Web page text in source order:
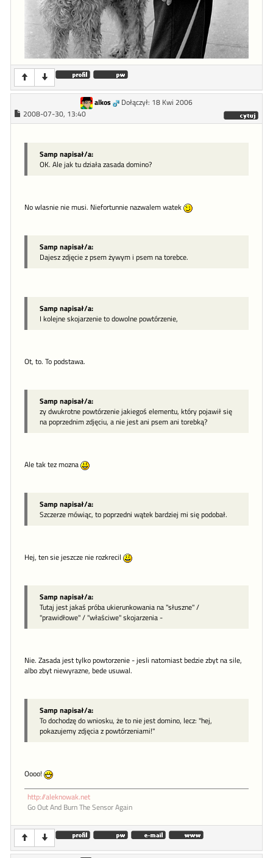
alkos
Dołączył: 18 Kwi 2006
2008-07-30, 13:40
Samp napisał/a:
OK. Ale jak tu działa zasada domino?
No wlasnie nie musi. Niefortunnie nazwalem watek
Samp napisał/a:
Dajesz zdjęcie z psem żywym i psem na torebce.
Samp napisał/a:
I kolejne skojarzenie to dowolne powtórzenie,
Ot, to. To podstawa.
Samp napisał/a:
zy dwukrotne powtórzenie jakiegoś elementu, który pojawił się
na poprzednim zdjęciu, a nie jest ani psem ani torebką?
Ale tak tez mozna
Samp napisał/a:
Szczerze mówiąc, to poprzedni wątek bardziej mi się podobał.
Hej, ten sie jeszcze nie rozkrecil
Samp napisał/a:
Tutaj jest jakaś próba ukierunkowania na "słuszne" /
"prawidłowe" / "właściwe" skojarzenia -
Nie. Zasada jest tylko powtorzenie - jesli natomiast bedzie zbyt na sile,
albo zbyt niewyrazne, bede usuwal.
Samp napisał/a:
To dochodzę do wniosku, że to nie jest domino, lecz: "hej,
pokazujemy zdjęcia z powtórzeniami!"
Oooo!
http://aleknowak.net
Go Out And Burn The Sensor Again